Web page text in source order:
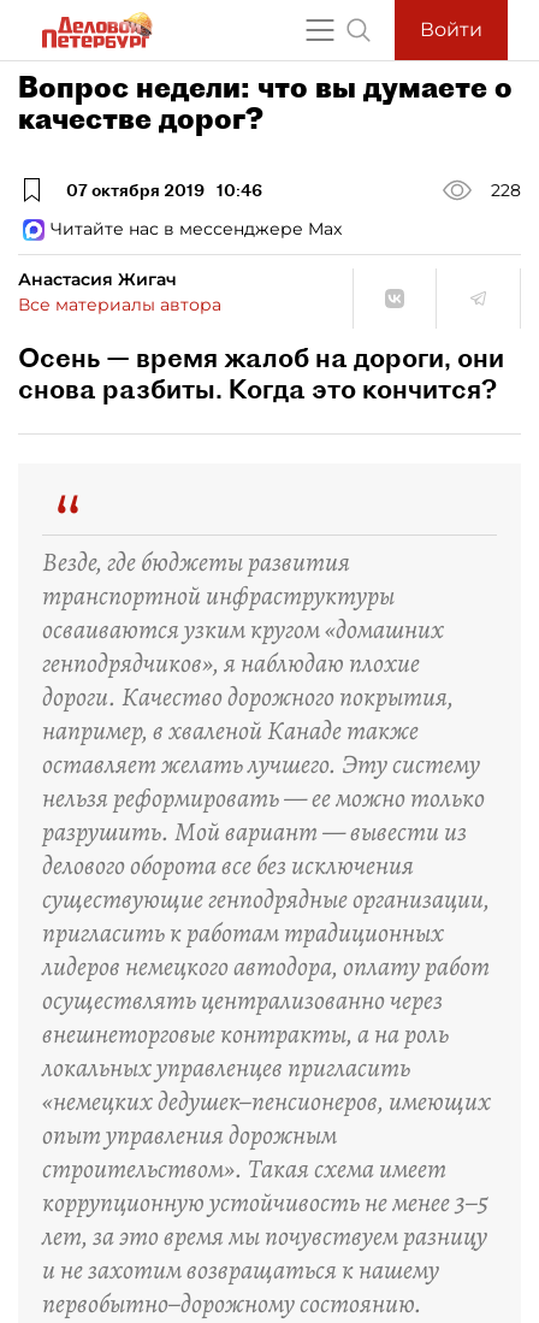
Войти
Вопрос недели: что вы думаете о
качестве дорог?
07 октября 2019 10:46
228
Читайте нас в мессенджере Max
Анастасия Жигач
Все материалы автора
Осень — время жалоб на дороги, они
снова разбиты. Когда это кончится?
“
Везде, где бюджеты развития
транспортной инфраструктуры
осваиваются узким кругом «домашних
генподрядчиков», я наблюдаю плохие
дороги. Качество дорожного покрытия,
например, в хваленой Канаде также
оставляет желать лучшего. Эту систему
нельзя реформировать — ее можно только
разрушить. Мой вариант — вывести из
делового оборота все без исключения
существующие генподрядные организации,
пригласить к работам традиционных
лидеров немецкого автодора, оплату работ
осуществлять централизованно через
внешнеторговые контракты, а на роль
локальных управленцев пригласить
«немецких дедушек–пенсионеров, имеющих
опыт управления дорожным
строительством». Такая схема имеет
коррупционную устойчивость не менее 3–5
лет, за это время мы почувствуем разницу
и не захотим возвращаться к нашему
первобытно–дорожному состоянию.